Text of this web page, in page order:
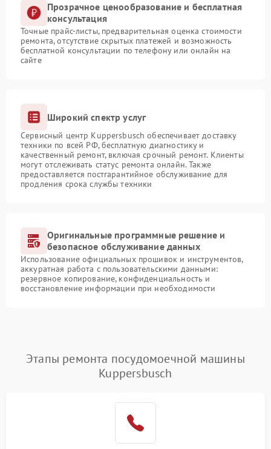
Прозрачное ценообразование и бесплатная
консультация
Точные прайс-листы, предварительная оценка стоимости
ремонта, отсутствие скрытых платежей и возможность
бесплатной консультации по телефону или онлайн на
сайте
Широкий спектр услуг
Сервисный центр Kuppersbusch обеспечивает доставку
техники по всей РФ, бесплатную диагностику и
качественный ремонт, включая срочный ремонт. Клиенты
могут отслеживать статус ремонта онлайн. Также
предоставляется постгарантийное обслуживание для
продления срока службы техники
Оригинальные программные решение и
безопасное обслуживание данных
Использование официальных прошивок и инструментов,
аккуратная работа с пользовательскими данными:
резервное копирование, конфиденциальность и
восстановление информации при необходимости
Этапы ремонта посудомоечной машины
Kuppersbusch